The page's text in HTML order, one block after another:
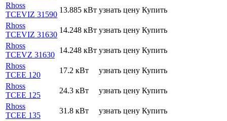
Rhoss
TCEVIZ 31590
13.885 кВт узнать цену Купить
Rhoss
TCEVIZ 31630
14.248 кВт узнать цену Купить
Rhoss
TCEVZ 31630
14.248 кВт узнать цену Купить
Rhoss
TCEE 120
17.2 кВт узнать цену Купить
Rhoss
TCEE 125
24.3 кВт узнать цену Купить
Rhoss
TCEE 135
31.8 кВт узнать цену Купить